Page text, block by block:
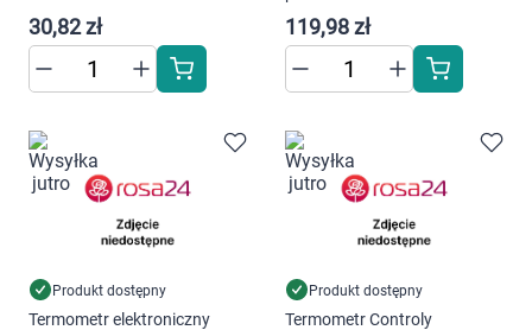
Korzystamy z plików cookies w celu
preferencji. Więcej informacji znajdziesz w
naszejpolityce prywatności. Możesz określić
30,82 zł
szt.
119,98 zł
Produkt dostępny
Termometr elektroniczny
Produkt dostępny
Termometr Controly